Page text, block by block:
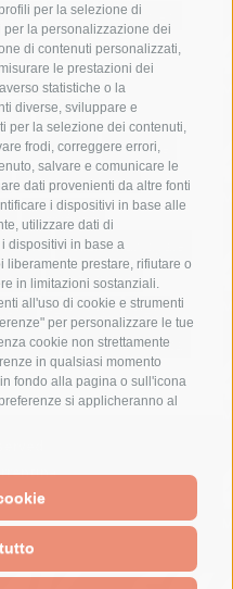
per la selezione di
la personalizzazione dei
di contenuti personalizzati,
le prestazioni dei
statistiche o la
diverse, sviluppare e
per la selezione dei contenuti,
frodi, correggere errori,
salvare e comunicare le
dati provenienti da altre fonti
i dispositivi in base alle
utilizzare dati di
dispositivi in base a
liberamente prestare, rifiutare o
in limitazioni sostanziali.
all'uso di cookie e strumenti
per personalizzare le tue
cookie non strettamente
in qualsiasi momento
fondo alla pagina o sull'icona
si applicheranno al
capri
carabinieri
contagi
eav
elezioni
costiera
incidente
massa lubrense
ordinanza
polizia municipale
sant'agnello
temporali
treni
vincenzo de luca